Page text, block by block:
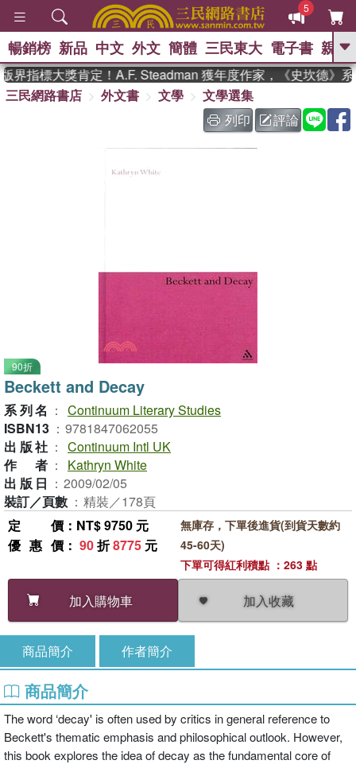
5
GO
熱搜： 東野圭吾 、
The Odyssey 、 父親節 、 如果歷
史是一群喵 、 暑期推薦 、 國際布克
獎 臺灣漫遊錄 、 方念華
偉大的迷走神經
暢銷榜 新品 中文 外文 簡體 三民東大 電子書 親子
指標大獎肯定！A.F. Steadman 獲年度作家，《史坎德》系
三民網路書店
外文書 文學
文學選集
列印
評論
90折
Beckett and Decay
系列名 ： Continuum Literary Studies
ISBN13 ： 9781847062055
出版社 ： Continuum Intl UK
作者 ：
Kathryn White
出版日 ： 2009/02/05
裝訂／頁數 ： 精裝／178頁
定價 ：NT$ 9750 元
優惠價 ： 90折8775 元
加入購物車 加入收藏
無庫存，下單後進貨(到貨天數約
45-60天)
下單可得紅利積點 ：263 點
商品簡介 作者簡介
商品簡介
The word ‘decay' is often used by critics in general reference to
Beckett's thematic emphasis and philosophical outlook. However,
this book explores the idea of decay as the fundamental core of